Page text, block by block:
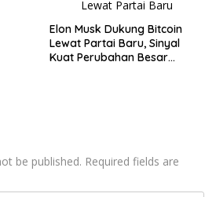
Elon Musk Dukung Bitcoin
Lewat Partai Baru, Sinyal
Kuat Perubahan Besar
be published. Required fields are